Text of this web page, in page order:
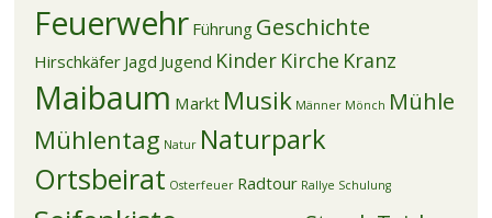
Feuerwehr Führung Geschichte
Hirschkäfer Jagd Jugend Kinder Kirche Kranz
Maibaum Markt Musik Männer Mönch Mühle
Mühlentag Natur Naturpark
Ortsbeirat Osterfeuer Radtour Rallye Schulung